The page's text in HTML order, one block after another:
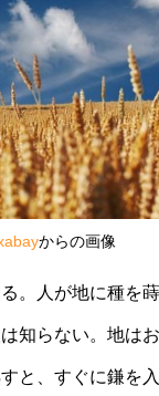
からの画像
。人が地に種を
知らない。地は
と、すぐに鎌を